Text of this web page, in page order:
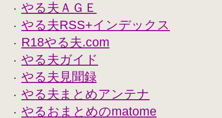
・ やる夫ＡＧＥ
・ やる夫RSS+インデックス
・ R18やる夫.com
・ やる夫ガイド
・ やる夫見聞録
・ やる夫まとめアンテナ
・ やるおまとめのmatome